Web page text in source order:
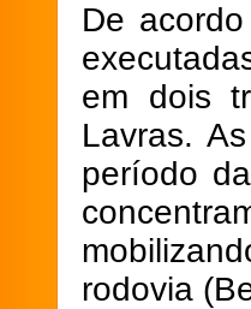
De
em dois
Lavras.
período
rodovia